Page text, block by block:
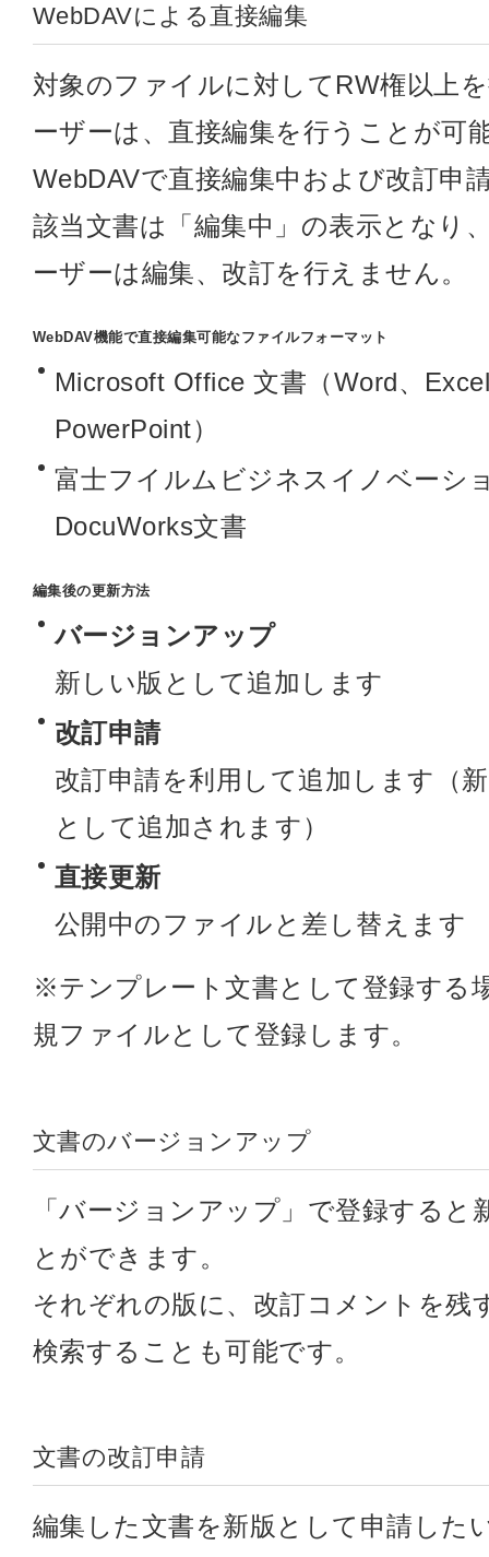
WebDAVによる直接編集
対象のファイルに対してRW権以上
ーザーは、直接編集を行うことが可
WebDAVで直接編集中および改訂申
該当文書は「編集中」の表示となり
ーザーは編集、改訂を行えません。
WebDAV機能で直接編集可能なファイルフォーマット
Microsoft Office 文書（Word、
PowerPoint）
富士フイルムビジネスイノベーシ
DocuWorks文書
編集後の更新方法
バージョンアップ
新しい版として追加します
改訂申請
改訂申請を利用して追加します（
として追加されます）
直接更新
公開中のファイルと差し替えます
※テンプレート文書として登録する
規ファイルとして登録します。
文書のバージョンアップ
「バージョンアップ」で登録する
とができます。
それぞれの版に、改訂コメントを残
検索することも可能です。
文書の改訂申請
編集した文書を新版として申請した